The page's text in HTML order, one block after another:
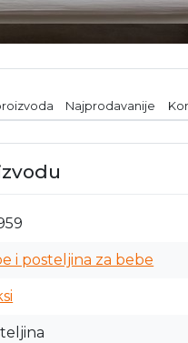
Najprodavanije
i posteljina za bebe